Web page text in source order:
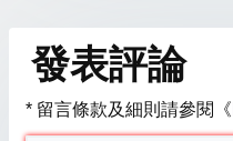
發表評論
* 留言條款及細則請參閱《